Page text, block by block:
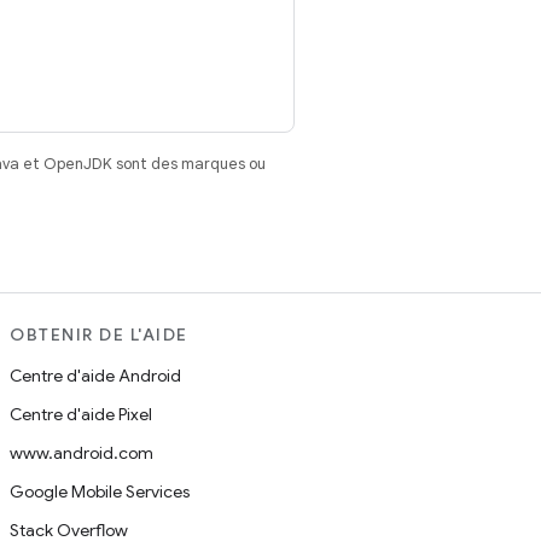
et OpenJDK sont des marques ou
OBTENIR DE L'AIDE
Centre d'aide Android
Centre d'aide Pixel
www.android.com
Google Mobile Services
Stack Overflow